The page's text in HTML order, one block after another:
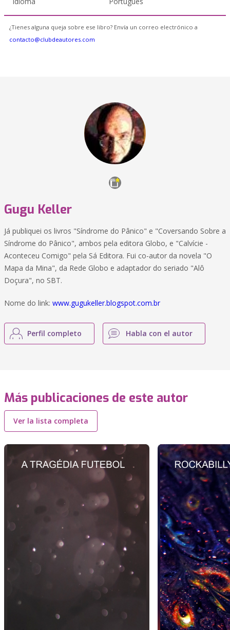
¿Tienes alguna queja sobre ese libro? Envía un correo electrónico a
contacto@clubdeautores.com
Gugu Keller
Já publiquei os livros "Síndrome do Pânico" e "Coversando Sobre a
Síndrome do Pânico", ambos pela editora Globo, e "Calvície -
Aconteceu Comigo" pela Sá Editora. Fui co-autor da novela "O
Mapa da Mina", da Rede Globo e adaptador do seriado "Alô
Doçura", no SBT.
Nome do link: www.gugukeller.blogspot.com.br
Perfil completo Habla con el autor
Más publicaciones de este autor
Ver la lista completa